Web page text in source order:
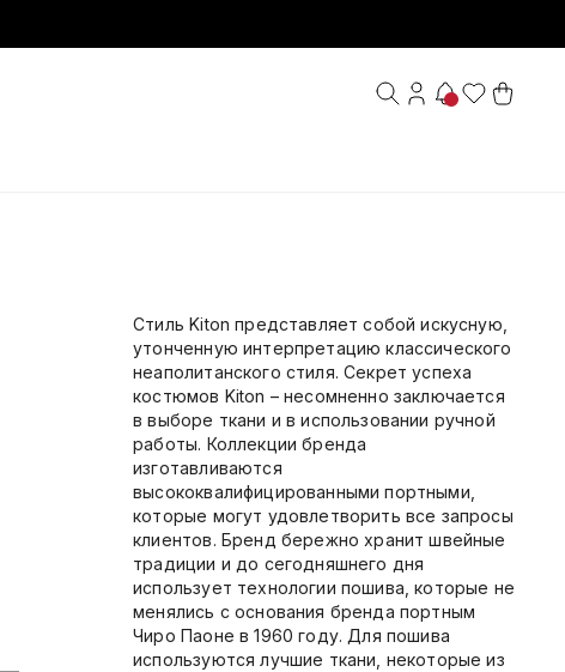
Стиль Kiton представляет собой искусную,
утонченную интерпретацию классического
неаполитанского стиля. Секрет успеха
костюмов Kiton – несомненно заключается
в выборе ткани и в использовании ручной
работы. Коллекции бренда
изготавливаются
высококвалифицированными портными,
которые могут удовлетворить все запросы
клиентов. Бренд бережно хранит швейные
традиции и до сегодняшнего дня
использует технологии пошива, которые не
менялись с основания бренда портным
Чиро Паоне в 1960 году. Для пошива
используются лучшие ткани, некоторые из